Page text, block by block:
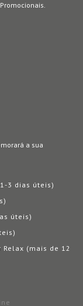
a sua
3 dias úteis)
úteis)
Relax (mais de 12